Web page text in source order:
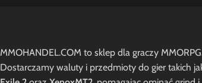
MMOHANDEL.COM to sklep dla graczy
Dostarczamy waluty i przedmioty do gier takich